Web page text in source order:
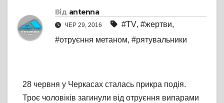
Від antenna
ЧЕР 29, 2016 #TV, #жертви,
#отруєння метаном, #рятувальники
28 червня у Черкасах сталась прикра подія.
Троє чоловіків загинули від отруєння випарами